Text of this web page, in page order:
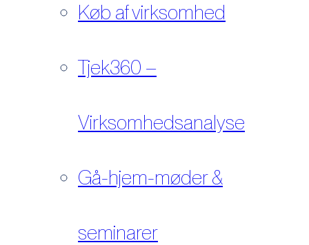
Køb af virksomhed
Tjek360 –
Virksomhedsanalyse
Gå-hjem-møder &
seminarer